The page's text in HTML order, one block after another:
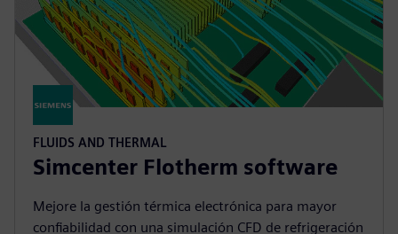
FLUIDS AND THERMAL
Simcenter Flotherm software
Mejore la gestión térmica electrónica para mayor
confiabilidad con una simulación CFD de refrigeración